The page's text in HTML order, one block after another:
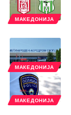
МАКЕДОНИЈА
МАКЕДОНИЈА
МАКЕДОНИЈА